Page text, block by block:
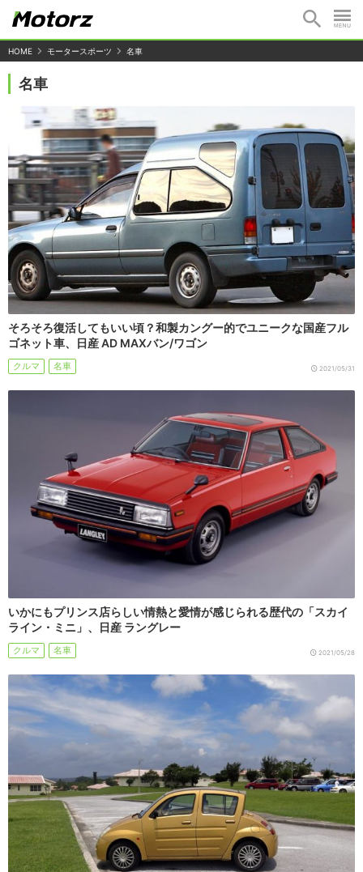
HOME モータースポーツ 名車
名車
そろそろ復活してもいい頃？和製カングー的でユニークな国産フル
ゴネット車、日産 AD MAXバン/ワゴン
クルマ 名車 2021/05/31
いかにもプリンス店らしい情熱と愛情が感じられる歴代の「スカイ
ライン・ミニ」、日産 ラングレー
クルマ 名車 2021/05/28